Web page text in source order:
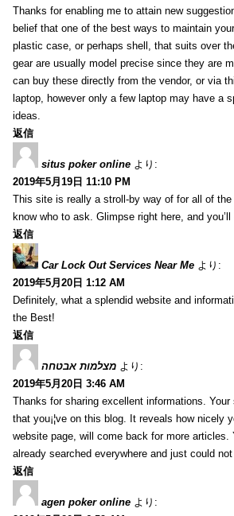
Thanks for enabling me to attain new
belief that one of the best ways to maintain
plastic case, or perhaps shell, that suits over
gear are usually model precise since they are
can buy these directly from the vendor, or via
laptop, however only a few laptop may have a
ideas.
返信
situs poker online より:
2019年5月19日 11:10 PM
This site is really a stroll-by way of for all of
know who to ask. Glimpse right here, and
返信
Car Lock Out Services Near Me より:
2019年5月20日 1:12 AM
Definitely, what a splendid website and
the Best!
返信
מצלמות אבטחה より:
2019年5月20日 3:46 AM
Thanks for sharing excellent informations.
that you¡¦ve on this blog. It reveals how
website page, will come back for more
already searched everywhere and just could
返信
agen poker online より: